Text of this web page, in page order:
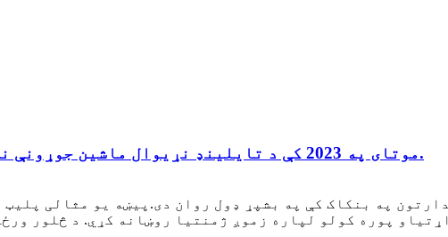
موتای په 2023 کې د تایلینډ نړیوال ماشین جوړونې نندارتون کې لوی بریالیتوب درلود.
په بنکاک کې په بشپړ ډول روان دی.پیښه یو مثالی
پوره کولو لپاره زموږ ژمنتیا روښانه کړي. د څلور